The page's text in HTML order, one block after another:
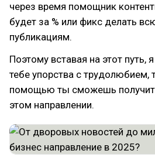
через время помощник
будет за % или фикс делать
публикациям.
Поэтому вставая на этот путь,
тебе упорства с трудолюбием,
помощью ты сможешь
этом направлении.